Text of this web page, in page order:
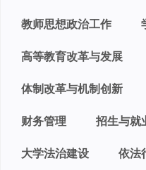
教师思想政治工作
高等教育改革与发展
体制改革与机制创新
财务管理 招生与就
大学法治建设 依法